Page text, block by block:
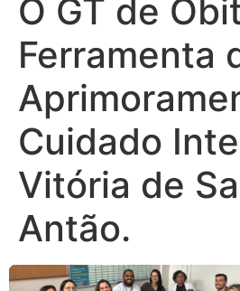
O GT de
Ferramenta
Cuidado
Vitória de
Antão.